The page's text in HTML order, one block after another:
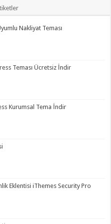
Nakliyat Teması
Teması Ücretsiz İndir
Kurumsal Tema İndir
Eklentisi iThemes Security Pro